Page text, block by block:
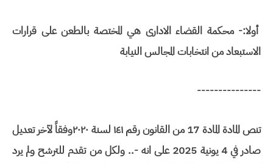
أولا:- محكمة القضاء الادارى هي المختصة بالطعن على قرارات
الاستبعاد من انتخابات المجالس النيابة
---------------
تنص المادة المادة 17 من القانون رقم ۱٤۱ لسنة ۲۰۲۰وفقاً لآخر تعديل
صادر في 4 يونية 2025 على انه -.. ولكل من تقدم للترشح ولم يرد